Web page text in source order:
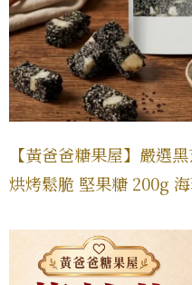
【黃爸爸糖果屋】嚴選
烘烤鬆脆 堅果糖 200g